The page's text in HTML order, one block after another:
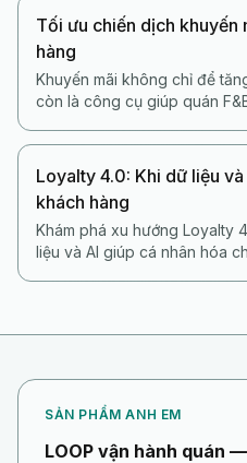
Tối ưu chiến dịch khuyến
hàng
Khuyến mãi không chỉ để
còn là công cụ giúp quán
Loyalty 4.0: Khi dữ liệu
khách hàng
Khám phá xu hướng Loyalty
liệu và AI giúp cá nhân hóa
SẢN PHẨM ANH EM
LOOP vận hành quán